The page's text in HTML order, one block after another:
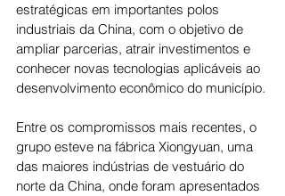
estratégicas em importantes polos
industriais da China, com o objetivo de
ampliar parcerias, atrair investimentos e
conhecer novas tecnologias aplicáveis ao
desenvolvimento econômico do município.
Entre os compromissos mais recentes, o
grupo esteve na fábrica Xiongyuan, uma
das maiores indústrias de vestuário do
norte da China, onde foram apresentados